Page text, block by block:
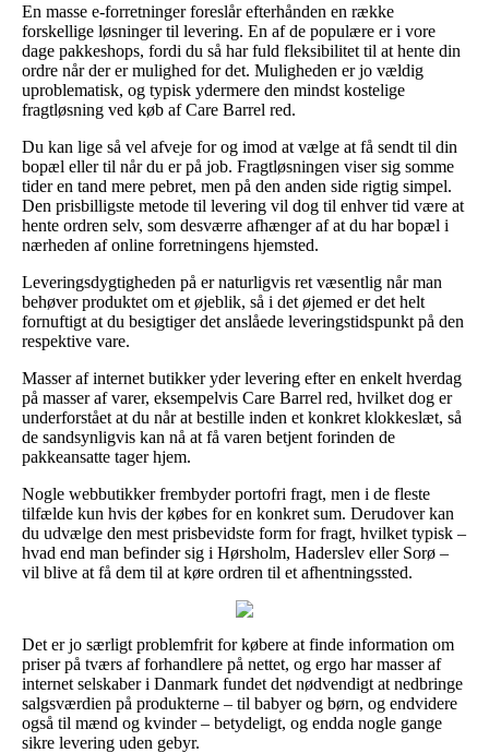
En masse e-forretninger foreslår efterhånden en række
forskellige løsninger til levering. En af de populære er i vore
dage pakkeshops, fordi du så har fuld fleksibilitet til at hente din
ordre når der er mulighed for det. Muligheden er jo vældig
uproblematisk, og typisk ydermere den mindst kostelige
fragtløsning ved køb af Care Barrel red.
Du kan lige så vel afveje for og imod at vælge at få sendt til din
bopæl eller til når du er på job. Fragtløsningen viser sig somme
tider en tand mere pebret, men på den anden side rigtig simpel.
Den prisbilligste metode til levering vil dog til enhver tid være at
hente ordren selv, som desværre afhænger af at du har bopæl i
nærheden af online forretningens hjemsted.
Leveringsdygtigheden på er naturligvis ret væsentlig når man
behøver produktet om et øjeblik, så i det øjemed er det helt
fornuftigt at du besigtiger det anslåede leveringstidspunkt på den
respektive vare.
Masser af internet butikker yder levering efter en enkelt hverdag
på masser af varer, eksempelvis Care Barrel red, hvilket dog er
underforstået at du når at bestille inden et konkret klokkeslæt, så
de sandsynligvis kan nå at få varen betjent forinden de
pakkeansatte tager hjem.
Nogle webbutikker frembyder portofri fragt, men i de fleste
tilfælde kun hvis der købes for en konkret sum. Derudover kan
du udvælge den mest prisbevidste form for fragt, hvilket typisk –
hvad end man befinder sig i Hørsholm, Haderslev eller Sorø –
vil blive at få dem til at køre ordren til et afhentningssted.
Det er jo særligt problemfrit for købere at finde information om
priser på tværs af forhandlere på nettet, og ergo har masser af
internet selskaber i Danmark fundet det nødvendigt at nedbringe
salgsværdien på produkterne – til babyer og børn, og endvidere
også til mænd og kvinder – betydeligt, og endda nogle gange
sikre levering uden gebyr.